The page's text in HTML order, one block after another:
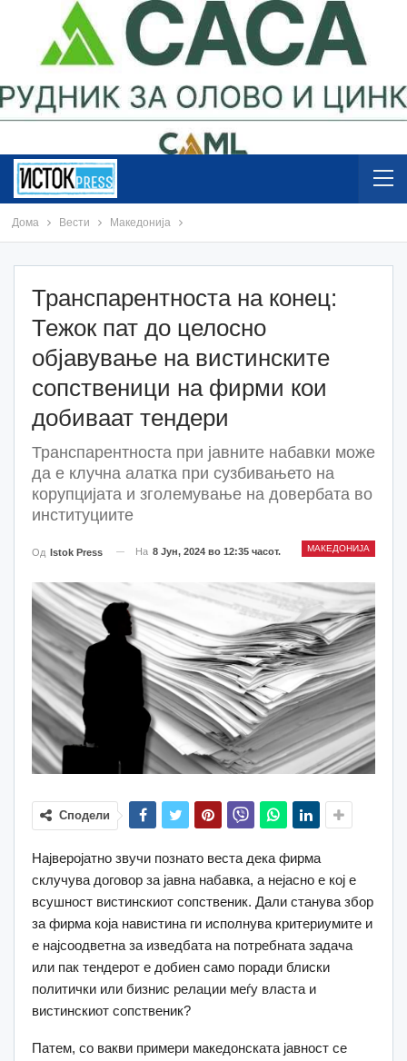
Дома Вести Македонија
Транспарентноста на конец:
Тежок пат до целосно
објавување на вистинските
сопственици на фирми кои
добиваат тендери
Транспарентноста при јавните набавки може
да е клучна алатка при сузбивањето на
корупцијата и зголемување на довербата во
институциите
МАКЕДОНИЈА
Од Istok Press На 8 Јун, 2024 во 12:35 часот.
Сподели
Најверојатно звучи познато веста дека фирма
склучува договор за јавна набавка, а нејасно е кој е
всушност вистинскиот сопственик. Дали станува збор
за фирма која навистина ги исполнува критериумите и
е најсоодветна за изведбата на потребната задача
или пак тендерот е добиен само поради блиски
политички или бизнис релации меѓу власта и
вистинскиот сопственик?
Патем, со вакви примери македонската јавност се